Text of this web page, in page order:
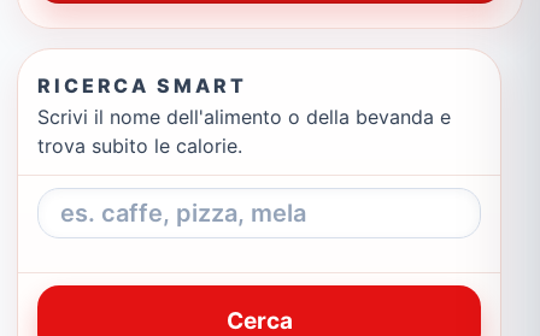
RICERCA SMART
Scrivi il nome dell'alimento o della bevanda e
trova subito le calorie.
Cerca